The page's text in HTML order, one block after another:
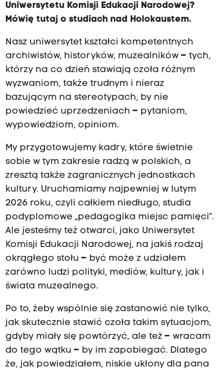
Uniwersytetu Komisji Edukacji Narodowej?
Mówię tutaj o studiach nad Holokaustem.
Nasz uniwersytet kształci kompetentnych
archiwistów, historyków, muzealników – tych,
którzy na co dzień stawiają czoła różnym
wyzwaniom, także trudnym i nieraz
bazującym na stereotypach, by nie
powiedzieć uprzedzeniach – pytaniom,
wypowiedziom, opiniom.
My przygotowujemy kadry, które świetnie
sobie w tym zakresie radzą w polskich, a
zresztą także zagranicznych jednostkach
kultury. Uruchamiamy najpewniej w lutym
2026 roku, czyli całkiem niedługo, studia
podyplomowe „pedagogika miejsc pamięci”.
Ale jesteśmy też otwarci, jako Uniwersytet
Komisji Edukacji Narodowej, na jakiś rodzaj
okrągłego stołu – być może z udziałem
zarówno ludzi polityki, mediów, kultury, jak i
świata muzealnego.
Po to, żeby wspólnie się zastanowić nie tylko,
jak skutecznie stawić czoła takim sytuacjom,
gdyby miały się powtórzyć, ale też – wracam
do tego wątku – by im zapobiegać. Dlatego
że, jak powiedziałem, niskie ukłony dla pana